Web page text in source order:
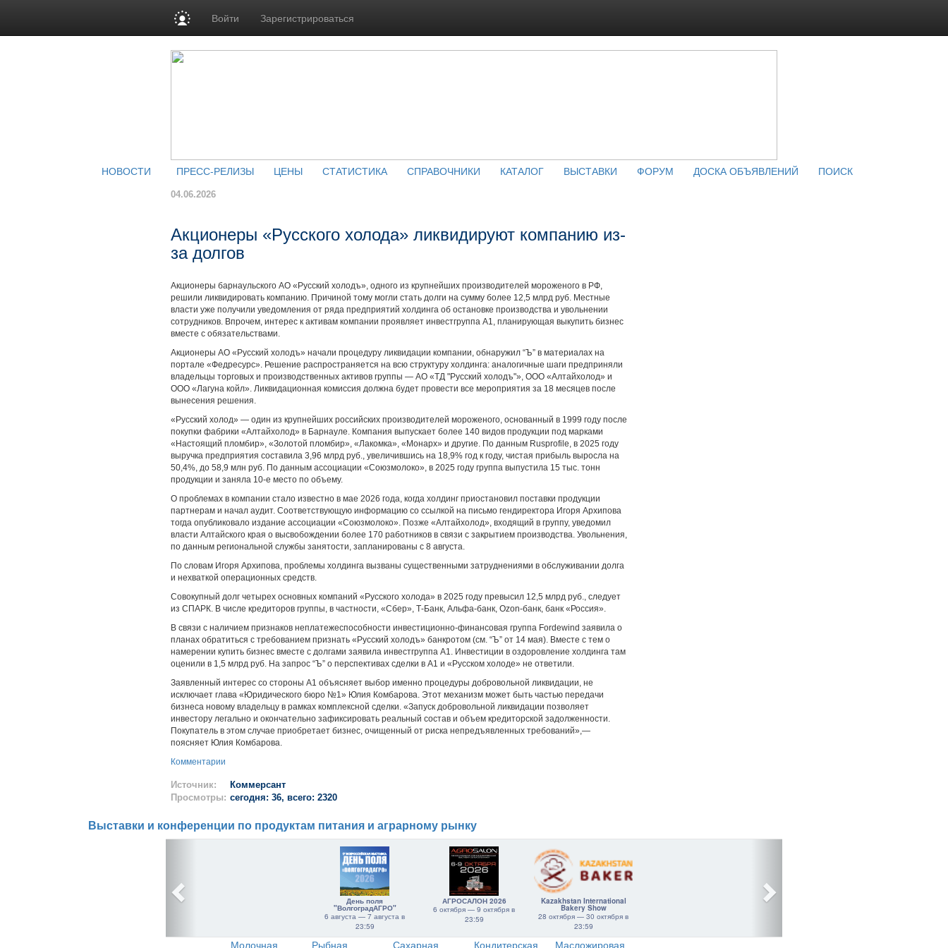
Войти Зарегистрироваться
НОВОСТИ ПРЕСС-РЕЛИЗЫ ЦЕНЫ СТАТИСТИКА СПРАВОЧНИКИ КАТАЛОГ ВЫСТАВКИ ФОРУМ ДОСКА ОБЪЯВЛЕНИЙ ПОИСК
04.06.2026
Акционеры «Русского холода» ликвидируют компанию из-
за долгов
Акционеры барнаульского АО «Русский холодъ», одного из крупнейших производителей мороженого в РФ,
решили ликвидировать компанию. Причиной тому могли стать долги на сумму более 12,5 млрд руб. Местные
власти уже получили уведомления от ряда предприятий холдинга об остановке производства и увольнении
сотрудников. Впрочем, интерес к активам компании проявляет инвестгруппа А1, планирующая выкупить бизнес
вместе с обязательствами.
Акционеры АО «Русский холодъ» начали процедуру ликвидации компании, обнаружил “Ъ” в материалах на
портале «Федресурс». Решение распространяется на всю структуру холдинга: аналогичные шаги предприняли
владельцы торговых и производственных активов группы — АО «ТД "Русский холодъ"», ООО «Алтайхолод» и
ООО «Лагуна койл». Ликвидационная комиссия должна будет провести все мероприятия за 18 месяцев после
вынесения решения.
«Русский холод» — один из крупнейших российских производителей мороженого, основанный в 1999 году после
покупки фабрики «Алтайхолод» в Барнауле. Компания выпускает более 140 видов продукции под марками
«Настоящий пломбир», «Золотой пломбир», «Лакомка», «Монарх» и другие. По данным Rusprofile, в 2025 году
выручка предприятия составила 3,96 млрд руб., увеличившись на 18,9% год к году, чистая прибыль выросла на
50,4%, до 58,9 млн руб. По данным ассоциации «Союзмолоко», в 2025 году группа выпустила 15 тыс. тонн
продукции и заняла 10-е место по объему.
О проблемах в компании стало известно в мае 2026 года, когда холдинг приостановил поставки продукции
партнерам и начал аудит. Соответствующую информацию со ссылкой на письмо гендиректора Игоря Архипова
тогда опубликовало издание ассоциации «Союзмолоко». Позже «Алтайхолод», входящий в группу, уведомил
власти Алтайского края о высвобождении более 170 работников в связи с закрытием производства. Увольнения,
по данным региональной службы занятости, запланированы с 8 августа.
По словам Игоря Архипова, проблемы холдинга вызваны существенными затруднениями в обслуживании долга
и нехваткой операционных средств.
Совокупный долг четырех основных компаний «Русского холода» в 2025 году превысил 12,5 млрд руб., следует
из СПАРК. В числе кредиторов группы, в частности, «Сбер», Т-Банк, Альфа-банк, Ozon-банк, банк «Россия».
В связи с наличием признаков неплатежеспособности инвестиционно-финансовая группа Fordewind заявила о
планах обратиться с требованием признать «Русский холодъ» банкротом (см. “Ъ” от 14 мая). Вместе с тем о
намерении купить бизнес вместе с долгами заявила инвестгруппа А1. Инвестиции в оздоровление холдинга там
оценили в 1,5 млрд руб. На запрос “Ъ” о перспективах сделки в А1 и «Русском холоде» не ответили.
Заявленный интерес со стороны А1 объясняет выбор именно процедуры добровольной ликвидации, не
исключает глава «Юридического бюро №1» Юлия Комбарова. Этот механизм может быть частью передачи
бизнеса новому владельцу в рамках комплексной сделки. «Запуск добровольной ликвидации позволяет
инвестору легально и окончательно зафиксировать реальный состав и объем кредиторской задолженности.
Покупатель в этом случае приобретает бизнес, очищенный от риска непредъявленных требований»,—
поясняет Юлия Комбарова.
Комментарии
Источник:
Коммерсант
Просмотры: сегодня: 36, всего: 2320
Выставки и конференции по продуктам питания и аграрному рынку
День поля
"ВолгоградАГРО"
6 августа — 7 августа в
23:59
АГРОСАЛОН 2026
6 октября — 9 октября в
23:59
Kazakhstan International
Bakery Show
28 октября — 30 октября в
23:59
Молочная Рыбная Сахарная Кондитерская Масложировая